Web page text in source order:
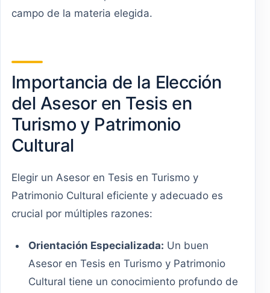
campo de la materia elegida.
Importancia de la Elección
del Asesor en Tesis en
Turismo y Patrimonio
Cultural
Elegir un Asesor en Tesis en Turismo y
Patrimonio Cultural eficiente y adecuado es
crucial por múltiples razones:
Orientación Especializada: Un buen
Asesor en Tesis en Turismo y Patrimonio
Cultural tiene un conocimiento profundo de